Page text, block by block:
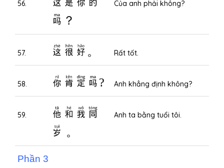
56.
吗？
Của anh phải không?
57. 这很好。 Rất tốt.
58. 你肯定吗? Anh khẳng định không?
59.
他和我同
岁 。
Anh ta bằng tuổi tôi.
Phần 3